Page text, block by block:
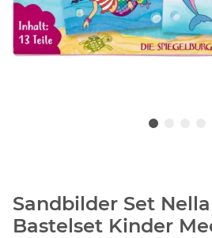
Sandbilder Set
Bastelset Kinder